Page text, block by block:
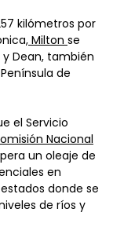
kilómetros por
, Milton se
Dean, también
de
el Servicio
Nacional
un oleaje de
en
donde se
de ríos y